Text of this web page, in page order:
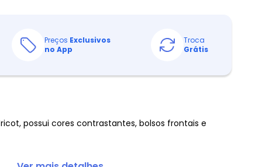
Preços Exclusivos
no App
Troca
Grátis
possui cores contrastantes, bolsos frontais e